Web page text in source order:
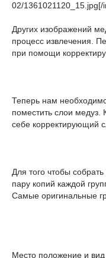
02/1361021120_15.jpg[/
Других изображений
процесс извлечения.
при помощи
Теперь нам
поместить слои
себе корректирующий
Для того чтобы
пару копий каждой
Самые оригинальные
Место положение и